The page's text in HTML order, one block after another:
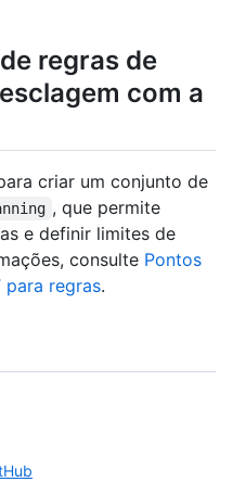
regras de
com a
criar um conjunto de
, que permite
e definir limites de
consulte Pontos
para regras.